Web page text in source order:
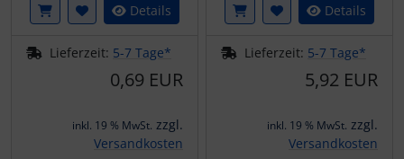
Details
Lieferzeit: 5-7 Tage*
0,69 EUR
inkl. 19 % MwSt. zzgl.
Versandkosten
Details
Lieferzeit: 5-7 Tage*
5,92 EUR
inkl. 19 % MwSt. zzgl.
Versandkosten